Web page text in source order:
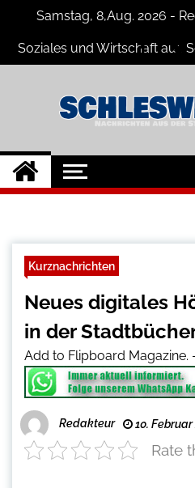
content
Samstag, 8,Aug. 2026 -
Soziales und Wirtschaft aus
Neuigkeiten und
Schleswig und
Kurznachrichten
Neues digitales
in der
Add to Flipboard Magazine.
Redakteur 10. Februar
Rate